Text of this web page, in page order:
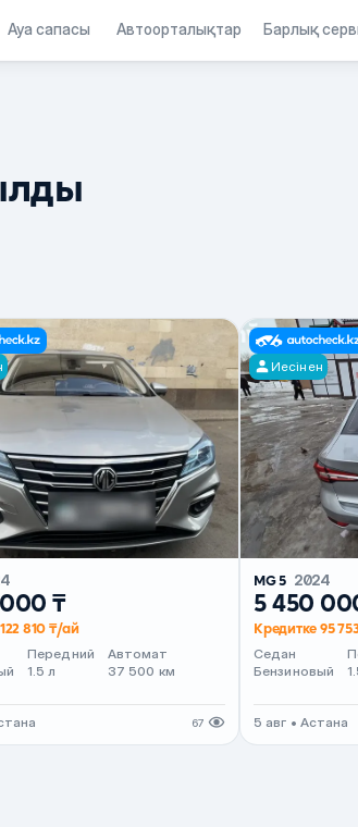
Ауа сапасы Автоорталықтар Барлық
₸
810 ₸/ай
Передний
1.5 л
Автомат
37 500 км
67
Иесінен
MG 5 2024
5 450
Кредитке 95
Седан
Бензиновый
5 авг • Астана